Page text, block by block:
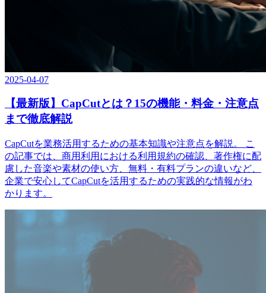
2025-04-07
【最新版】CapCutとは？15の機能・料金・注意点
まで徹底解説
CapCutを業務活用するための基本知識や注意点を解説。 こ
の記事では、商用利用における利用規約の確認、著作権に配
慮した音楽や素材の使い方、無料・有料プランの違いなど、
企業で安心してCapCutを活用するための実践的な情報がわ
かります。